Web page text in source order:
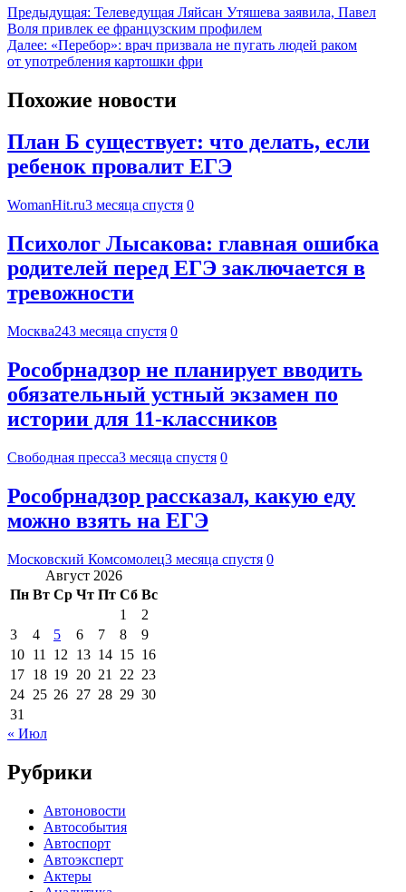
Предыдущая: Телеведущая Ляйсан Утяшева заявила, Павел
Воля привлек ее французским профилем
Далее: «Перебор»: врач призвала не пугать людей раком
от употребления картошки фри
Похожие новости
План Б существует: что делать, если
ребенок провалит ЕГЭ
WomanHit.ru3 месяца спустя 0
Психолог Лысакова: главная ошибка
родителей перед ЕГЭ заключается в
тревожности
Москва243 месяца спустя 0
Рособрнадзор не планирует вводить
обязательный устный экзамен по
истории для 11-классников
Свободная пресса3 месяца спустя 0
Рособрнадзор рассказал, какую еду
можно взять на ЕГЭ
Московский Комсомолец3 месяца спустя 0
Август 2026
Пн Вт Ср Чт Пт Сб Вс
1
2
3
4 5 6 7 8
9
10 11 12 13 14 15 16
17 18 19 20 21 22 23
24 25 26 27 28 29 30
31
« Июл
Рубрики
Автоновости
Автособытия
Автоспорт
Автоэксперт
Актеры